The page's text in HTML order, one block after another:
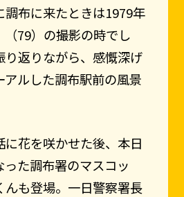
調布に来たときは1979年
79）の撮影の時でし
り返りながら、感慨深げ
アルした調布駅前の風景
花を咲かせた後、本日
た調布署のマスコッ
んも登場。一日警察署長